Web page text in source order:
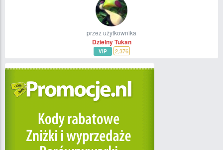
przez użytkownika
Dzielny Tukan
VIP 2,376